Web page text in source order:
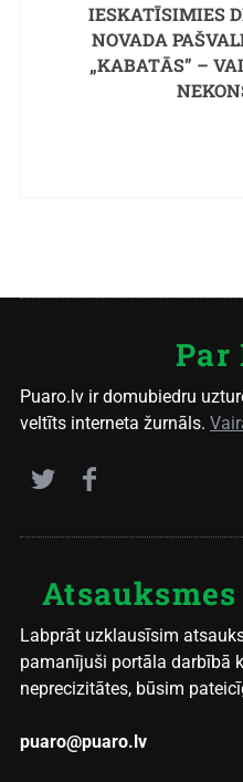
IESKATĪSIMIES
NOVADA
„KABATĀS” –
Par
Puaro.lv ir domubiedru
veltīts interneta žurnāls.
Labprāt uzklausīsim
pamanījuši portāla darbībā
neprecizitātes, būsim
puaro@puaro.lv